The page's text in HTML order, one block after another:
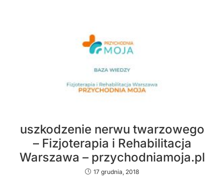
uszkodzenie nerwu twarzowego
– Fizjoterapia i Rehabilitacja
Warszawa – przychodniamoja.pl
17 grudnia, 2018